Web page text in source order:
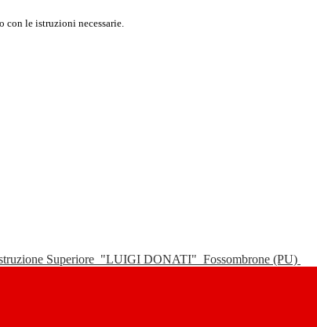
con le istruzioni necessarie.
Superiore "LUIGI DONATI" Fossombrone (PU)